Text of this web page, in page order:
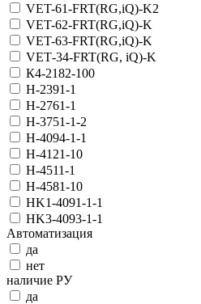
VET-61-FRT(RG,iQ)-K2
VET-62-FRT(RG,iQ)-K
VET-63-FRT(RG,iQ)-K
VET‑34-FRT(RG, iQ)-K
К4-2182-100
Н-2391-1
Н-2761-1
Н-3751-1-2
Н-4094-1-1
Н-4121-10
Н-4511-1
Н-4581-10
НK1-4091-1-1
НK3-4093-1-1
Автоматизация
да
нет
наличие РУ
да